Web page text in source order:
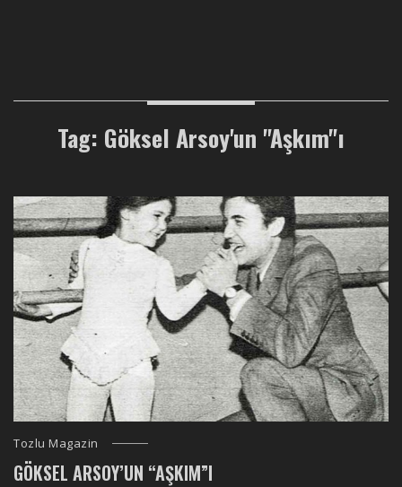
Tag: Göksel Arsoy'un "Aşkım"ı
Tozlu Magazin
GÖKSEL ARSOY’UN “AŞKIM”I